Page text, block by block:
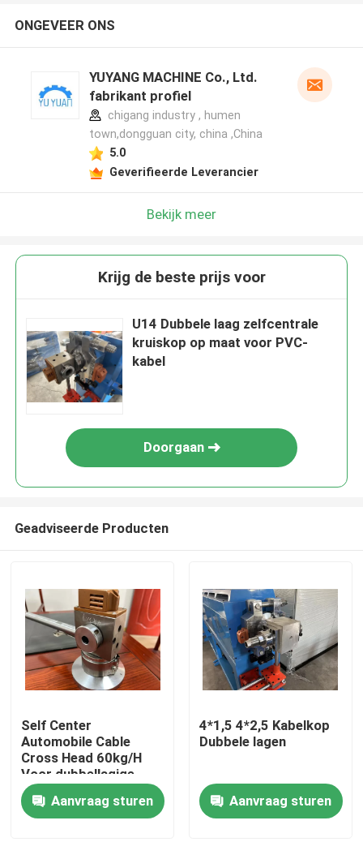
Thuis
ONGEVEER ONS
YUYANG MACHINE Co., Ltd.
fabrikant profiel
chigang industry , humen
town,dongguan city, china ,China
5.0
Geverifieerde Leverancier
Bekijk meer
Krijg de beste prijs voor
U14 Dubbele laag zelfcentrale
kruiskop op maat voor PVC-
kabel
Doorgaan
Geadviseerde Producten
Self Center
Automobile Cable
Cross Head 60kg/H
Voor dubbellagige
PVC-kabel extruderlijn
Aanvraag sturen
4*1,5 4*2,5 Kabelkop
Dubbele lagen
Aanvraag sturen